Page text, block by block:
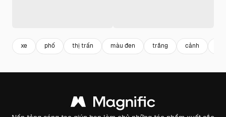
xe phố thị trấn màu đen trắng cảnh